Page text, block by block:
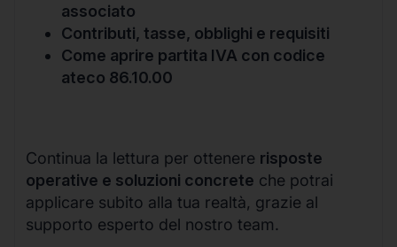
associato
Contributi, tasse, obblighi e requisiti
Come aprire partita IVA con codice
ateco 86.10.00
Continua la lettura per ottenere risposte
operative e soluzioni concrete che potrai
applicare subito alla tua realtà, grazie al
supporto esperto del nostro team.